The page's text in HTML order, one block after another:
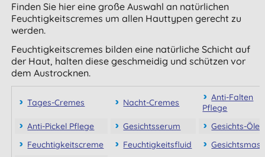
Finden Sie hier eine große Auswahl an natürlichen
Feuchtigkeitscremes um allen Hauttypen gerecht zu
werden.
Feuchtigkeitscremes bilden eine natürliche Schicht auf
der Haut, halten diese geschmeidig und schützen vor
dem Austrocknen.
Tages-Cremes Nacht-Cremes
Anti-Falten
Pflege
Anti-Pickel Pflege
Gesichtsserum
Gesichts-Öle
Feuchtigkeitscreme
Feuchtigkeitsfluid